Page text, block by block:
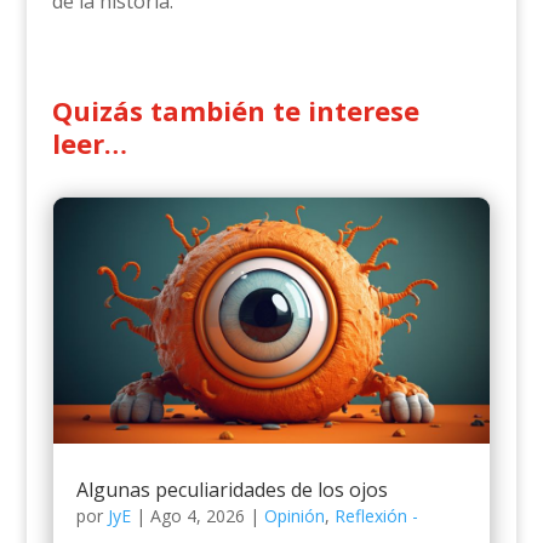
Quizás también te interese
leer…
Algunas peculiaridades de los ojos
por JyE| Ago 4, 2026 | Opinión, Reflexión -